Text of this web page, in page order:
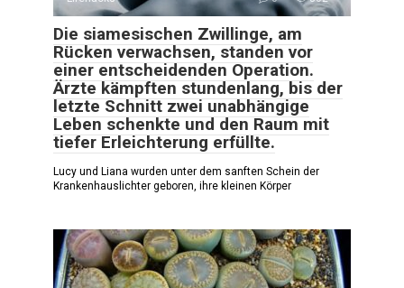
Die siamesischen Zwillinge, am
Rücken verwachsen, standen vor
einer entscheidenden Operation.
Ärzte kämpften stundenlang, bis der
letzte Schnitt zwei unabhängige
Leben schenkte und den Raum mit
tiefer Erleichterung erfüllte.
Lucy und Liana wurden unter dem sanften Schein der
Krankenhauslichter geboren, ihre kleinen Körper